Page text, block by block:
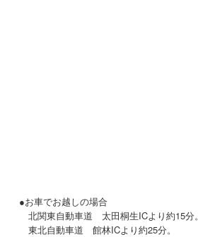
●お車でお越しの場合
北関東自動車道 太田桐生ICより約15分。
東北自動車道 館林ICより約25分。